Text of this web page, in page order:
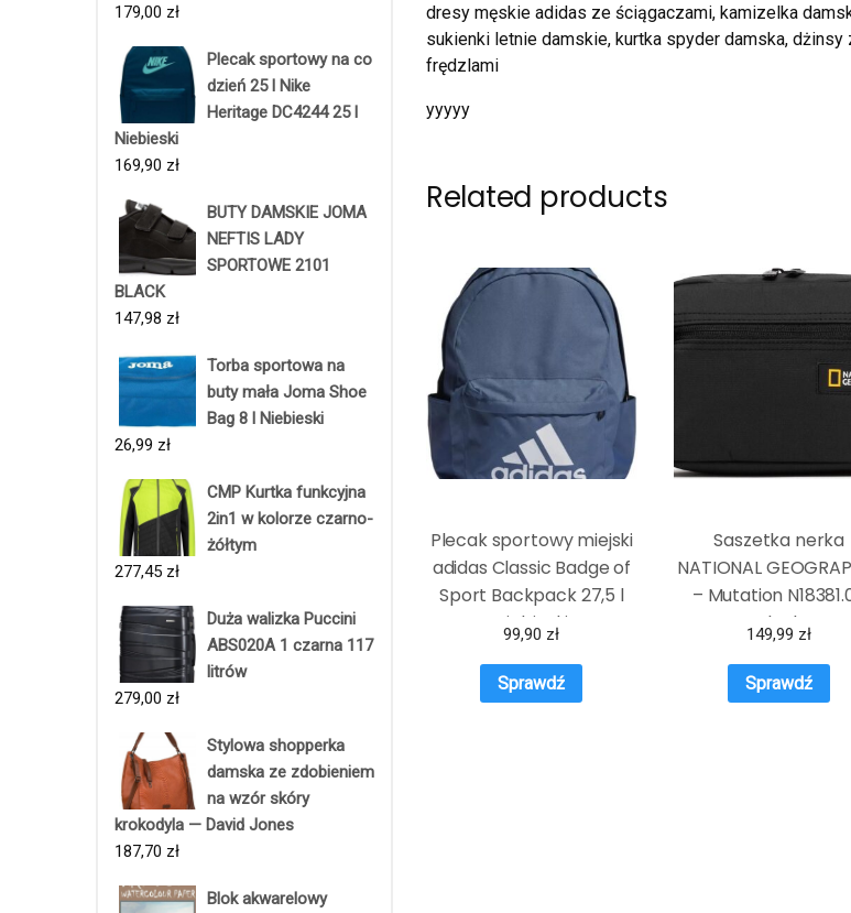
179,00 zł
Plecak sportowy na co
dzień 25 l Nike
Heritage DC4244 25 l
Niebieski
169,90 zł
BUTY DAMSKIE JOMA
NEFTIS LADY
SPORTOWE 2101
BLACK
147,98 zł
Torba sportowa na
buty mała Joma Shoe
Bag 8 l Niebieski
26,99 zł
CMP Kurtka funkcyjna
2in1 w kolorze czarno-
żółtym
277,45 zł
Duża walizka Puccini
ABS020A 1 czarna 117
litrów
279,00 zł
Stylowa shopperka
damska ze zdobieniem
na wzór skóry
krokodyla — David Jones
187,70 zł
Blok akwarelowy
dresy męskie adidas ze ściągaczami, kamizelka
sukienki letnie damskie, kurtka spyder damska,
frędzlami
yyyyy
Related products
Plecak sportowy miejski
adidas Classic Badge of
Sport Backpack 27,5 l
Niebieski
99,90 zł
Sprawdź
Saszetka nerka
NATIONAL
– Mutation
Black
149,99 zł
Sprawdź